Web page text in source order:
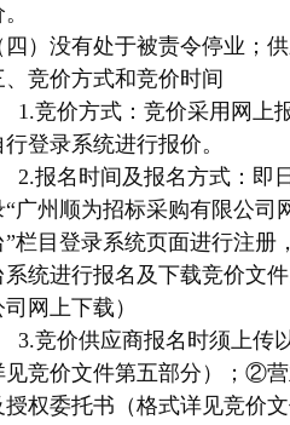
四） 没有处于被责令停业；
、竞价方式和竞价时间
1.竞价方式：竞价采用网上
行登录系统进行报价。
2.报名时间及报名方式： 即
“广州顺为招标采购有限公司
”栏目登录系统页面进行注册
系统进行报名及下载竞价文
司网上下载）
3.竞价供应商报名时须上传
见竞价文件第五部分）；②
授权委托书（格式详见竞价